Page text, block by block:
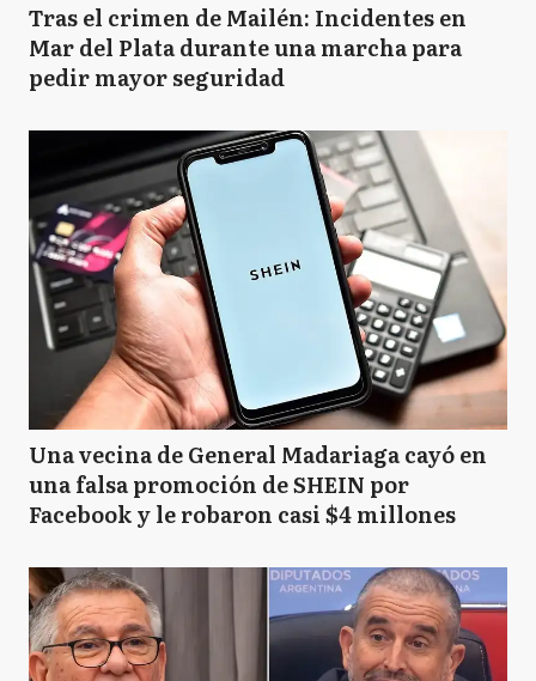
Tras el crimen de Mailén: Incidentes en
Mar del Plata durante una marcha para
pedir mayor seguridad
Una vecina de General Madariaga cayó en
una falsa promoción de SHEIN por
Facebook y le robaron casi $4 millones